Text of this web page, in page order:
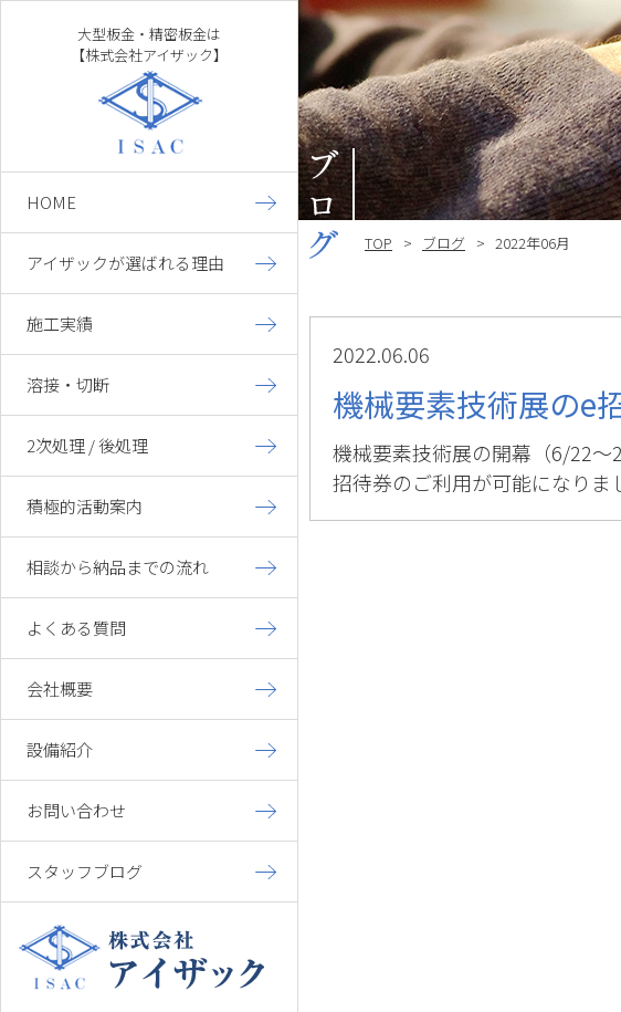
大型板金・精密板金は
【株式会社アイザック】
HOME
アイザックが選ばれる理由
施工実績
溶接・切断
2次処理 / 後処理
積極的活動案内
相談から納品までの流れ
よくある質問
会社概要
設備紹介
お問い合わせ
スタッフブログ
TOP ブログ 2022年06月
2022.06.06
機械要素技術展のe
機械要素技術展の開幕（6/22～
招待券のご利用が可能になり